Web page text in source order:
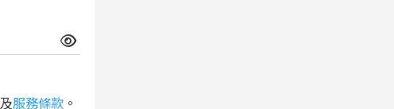
及服務條款 。